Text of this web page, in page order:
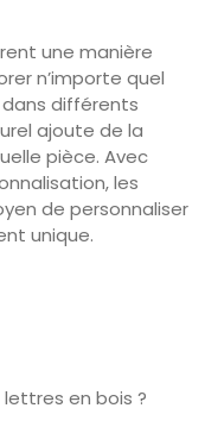
une manière
n’importe quel
différents
ajoute de la
pièce. Avec
les
de personnaliser
unique.
en bois ?